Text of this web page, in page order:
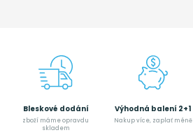
Bleskové dodání
zboží máme opravdu
skladem
Výhodná balení 2+1
Nakup více, zaplať méně